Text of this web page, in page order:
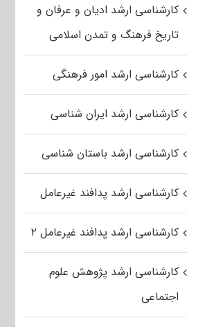
کارشناسی ارشد ادیان و عرفان و
تاریخ فرهنگ و تمدن اسلامی
کارشناسی ارشد امور فرهنگی
کارشناسی ارشد ایران شناسی
کارشناسی ارشد باستان شناسی
کارشناسی ارشد پدافند غیرعامل
کارشناسی ارشد پدافند غیرعامل ۲
کارشناسی ارشد پژوهش علوم
اجتماعی